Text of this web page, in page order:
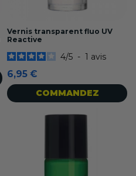
Vernis transparent fluo UV
Reactive
4/5 - 1 avis
6,95 €
COMMANDEZ